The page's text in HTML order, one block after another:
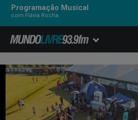
Programação Musical
com Flávia Rocha